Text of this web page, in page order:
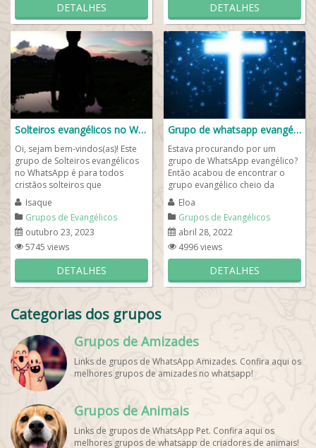
DETALHES DETALHES
Solteiros evangélicos no WhatsApp
Oi, sejam bem-vindos(as)! Este
grupo de Solteiros evangélicos
no WhatsApp é para todos
cristãos solteiros que
frequentam igrejas: CCB
(Congregação Cristã...
Isaque
Grupos de Evangélicos
outubro 23, 2023
5745 views
DETALHES
Grupo de whatsapp evangélico
Estava procurando por um
grupo de WhatsApp evangélico?
Então acabou de encontrar o
grupo evangélico cheio da
presença de Deus para
abençoar os seus dias...
Eloa
Grupos de Evangélicos
abril 28, 2022
4996 views
DETALHES
Categorias dos grupos
Grupos de Amizades
Links de grupos de WhatsApp Amizades. Confira aqui os
melhores grupos de amizades no whatsapp!
Grupos de Animais
Links de grupos de WhatsApp Pet. Confira aqui os
melhores grupos de whatsapp de criadores de animais!